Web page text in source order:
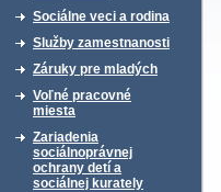
Sociálne veci a rodina
Služby zamestnanosti
Záruky pre mladých
Voľné pracovné
miesta
Zariadenia
sociálnoprávnej
ochrany detí a
sociálnej kurately